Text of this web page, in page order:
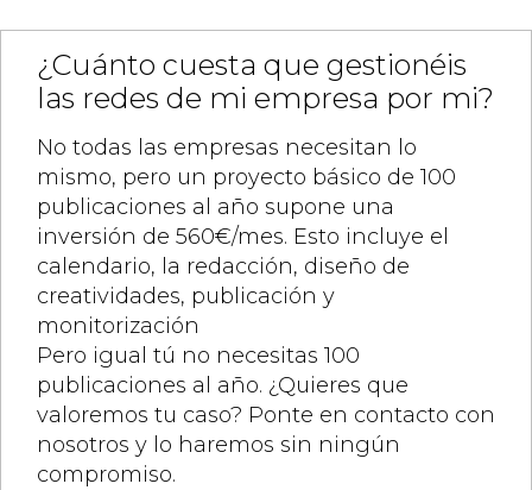
¿Cuánto cuesta que gestionéis
las redes de mi empresa por mi?
No todas las empresas necesitan lo
mismo, pero un proyecto básico de 100
publicaciones al año supone una
inversión de 560€/mes. Esto incluye el
calendario, la redacción, diseño de
creatividades, publicación y
monitorización
Pero igual tú no necesitas 100
publicaciones al año. ¿Quieres que
valoremos tu caso? Ponte en contacto con
nosotros y lo haremos sin ningún
compromiso.